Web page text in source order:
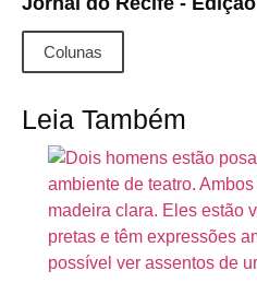
Colunas
Leia Também